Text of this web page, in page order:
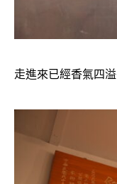
走進來已經香氣四